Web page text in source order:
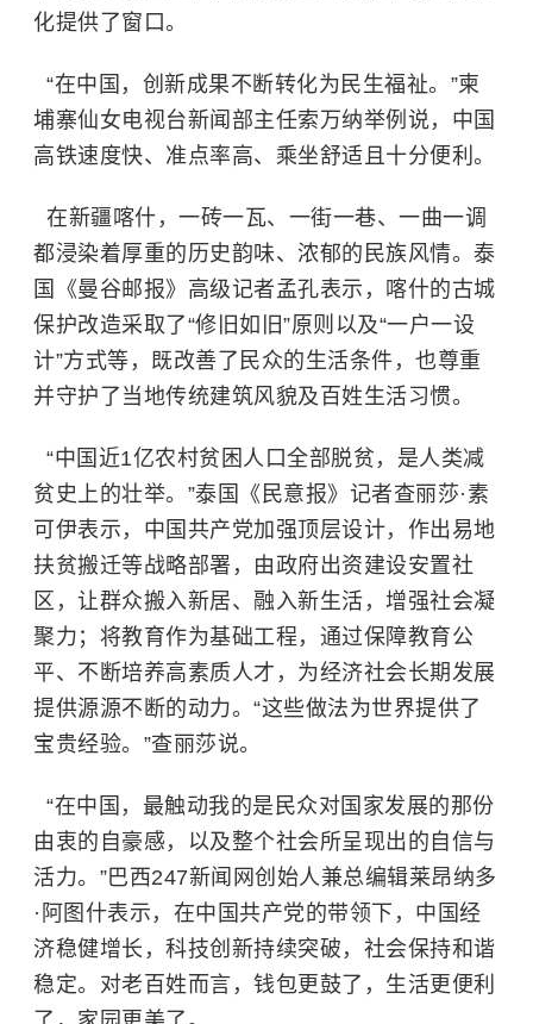
化提供了窗口。
“在中国，创新成果不断转化为民生福祉。”柬
埔寨仙女电视台新闻部主任索万纳举例说，中国
高铁速度快、准点率高、乘坐舒适且十分便利。
在新疆喀什，一砖一瓦、一街一巷、一曲一调
都浸染着厚重的历史韵味、浓郁的民族风情。泰
国《曼谷邮报》高级记者孟孔表示，喀什的古城
保护改造采取了“修旧如旧”原则以及“一户一设
计”方式等，既改善了民众的生活条件，也尊重
并守护了当地传统建筑风貌及百姓生活习惯。
“中国近1亿农村贫困人口全部脱贫，是人类减
贫史上的壮举。”泰国《民意报》记者查丽莎·素
可伊表示，中国共产党加强顶层设计，作出易地
扶贫搬迁等战略部署，由政府出资建设安置社
区，让群众搬入新居、融入新生活，增强社会凝
聚力；将教育作为基础工程，通过保障教育公
平、不断培养高素质人才，为经济社会长期发展
提供源源不断的动力。“这些做法为世界提供了
宝贵经验。”查丽莎说。
“在中国，最触动我的是民众对国家发展的那份
由衷的自豪感，以及整个社会所呈现出的自信与
活力。”巴西247新闻网创始人兼总编辑莱昂纳多
·阿图什表示，在中国共产党的带领下，中国经
济稳健增长，科技创新持续突破，社会保持和谐
稳定。对老百姓而言，钱包更鼓了，生活更便利